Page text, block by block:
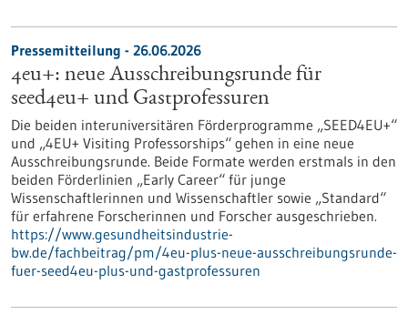
Pressemitteilung - 26.06.2026
4eu+: neue Ausschreibungsrunde für
seed4eu+ und Gastprofessuren
Die beiden interuniversitären Förderprogramme „SEED4EU+“
und „4EU+ Visiting Professorships“ gehen in eine neue
Ausschreibungsrunde. Beide Formate werden erstmals in den
beiden Förderlinien „Early Career“ für junge
Wissenschaftlerinnen und Wissenschaftler sowie „Standard“
für erfahrene Forscherinnen und Forscher ausgeschrieben.
https://www.gesundheitsindustrie-
bw.de/fachbeitrag/pm/4eu-plus-neue-ausschreibungsrunde-
fuer-seed4eu-plus-und-gastprofessuren